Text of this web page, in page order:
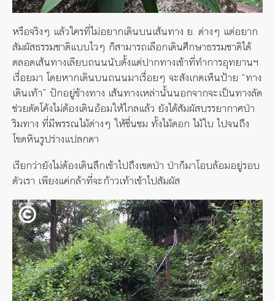
หรือจริงๆ แล้วใครที่ไม่อยากเดินบนเส้นทาง ย. ต่างๆ แต่อยาก
สัมผัสธรรมชาติแบบไวๆ ก็สามารถเลือกเดินศึกษาธรรมชาติได้
ตลอดเส้นทางเลียบถนนนับตั้งแต่ปากทางเข้าที่ทำการอุทยานฯ
เรื่อยมา โดยหากเดินบนถนนมาเรื่อยๆ จะสังเกตเห็นป้าย “ทาง
เดินเท้า” ปักอยู่ข้างทาง เส้นทางเหล่านั้นนอกจากจะเป็นทางลัด
ช่วยตัดโค้งไม่ต้องเดินอ้อมให้ไกลแล้ว ยังได้สัมผัสบรรยากาศป่า
ริมทาง ที่มีพรรณไม้ต่างๆ ให้ชื่นชม ทั้งไม้ดอก ไม้ใบ ไปจนถึง
โขดหินรูปร่างแปลกตา
เรียกว่ายังไม่ต้องเดินลึกเข้าไปถึงเขตป่า ป่าก็มาโอบล้อมอยู่รอบ
ตัวเรา เพียงแค่กล้าที่จะก้าวเท้าเข้าไปสัมผัส